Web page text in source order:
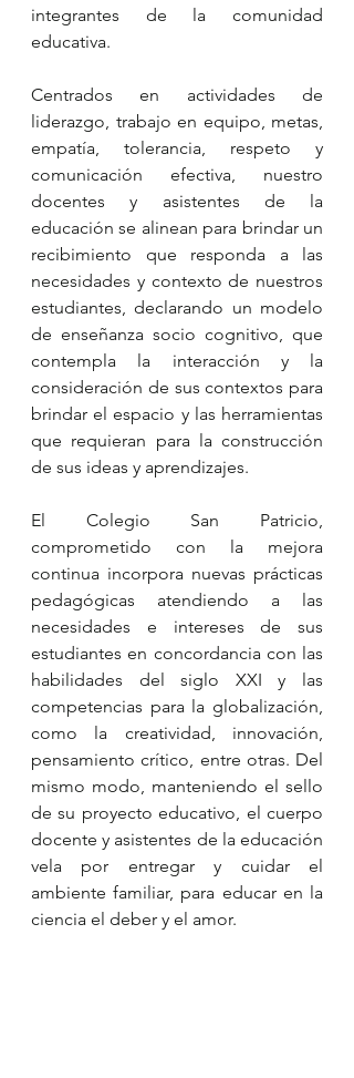
integrantes de la comunidad
educativa.
Centrados en actividades de
liderazgo, trabajo en equipo, metas,
empatía, tolerancia, respeto y
comunicación efectiva, nuestro
docentes y asistentes de la
educación se alinean para brindar un
recibimiento que responda a las
necesidades y contexto de nuestros
estudiantes, declarando un modelo
de enseñanza socio cognitivo, que
contempla la interacción y la
consideración de sus contextos para
brindar el espacio y las herramientas
que requieran para la construcción
de sus ideas y aprendizajes.
El Colegio San Patricio,
comprometido con la mejora
continua incorpora nuevas prácticas
pedagógicas atendiendo a las
necesidades e intereses de sus
estudiantes en concordancia con las
habilidades del siglo XXI y las
competencias para la globalización,
como la creatividad, innovación,
pensamiento crítico, entre otras. Del
mismo modo, manteniendo el sello
de su proyecto educativo, el cuerpo
docente y asistentes de la educación
vela por entregar y cuidar el
ambiente familiar, para educar en la
ciencia el deber y el amor.